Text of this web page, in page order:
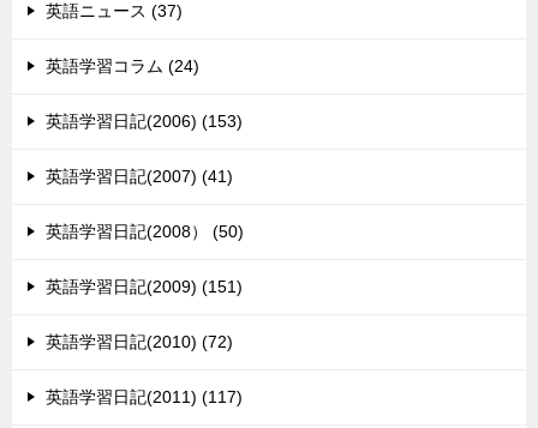
英語ニュース (37)
英語学習コラム (24)
英語学習日記(2006) (153)
英語学習日記(2007) (41)
英語学習日記(2008） (50)
英語学習日記(2009) (151)
英語学習日記(2010) (72)
英語学習日記(2011) (117)